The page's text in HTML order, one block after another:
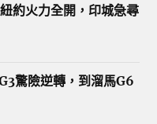
約火力全開，印城急尋
驚險逆轉，到溜馬G6